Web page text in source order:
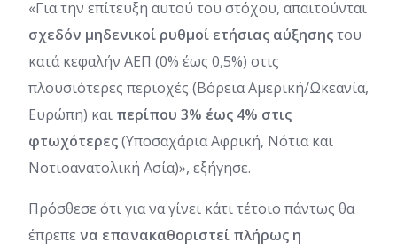
«Για την επίτευξη αυτού του στόχου, απαιτούνται
σχεδόν μηδενικοί ρυθμοί ετήσιας αύξησηςτου
κατά κεφαλήν ΑΕΠ (0% έως 0,5%) στις
πλουσιότερες περιοχές (Βόρεια Αμερική/Ωκεανία,
Ευρώπη) και περίπου 3% έως 4% στις
φτωχότερες(Υποσαχάρια Αφρική, Νότια και
Νοτιοανατολική Ασία)», εξήγησε.
Πρόσθεσε ότι για να γίνει κάτι τέτοιο πάντως θα
έπρεπε να επανακαθοριστεί πλήρως η